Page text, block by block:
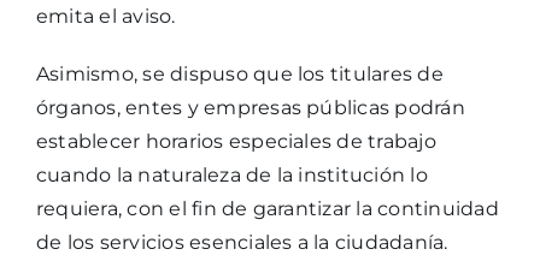
emita el aviso.
Asimismo, se dispuso que los titulares de
órganos, entes y empresas públicas podrán
establecer horarios especiales de trabajo
cuando la naturaleza de la institución lo
requiera, con el fin de garantizar la continuidad
de los servicios esenciales a la ciudadanía.